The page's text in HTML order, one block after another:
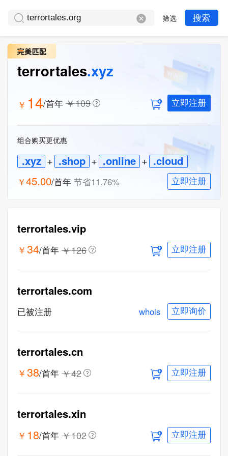
筛选 搜索
terrortales.xyz
￥ 14/首年 ￥109 立即注册
组合购买更优惠
.xyz + .shop + .online + .cloud
￥45.00/首年 节省11.76% 立即注册
terrortales.vip
￥ 34/首年 ￥126 立即注册
terrortales.com
已被注册 whois 立即询价
terrortales.cn
￥ 38/首年 ￥42 立即注册
terrortales.xin
￥ 18/首年 ￥102 立即注册